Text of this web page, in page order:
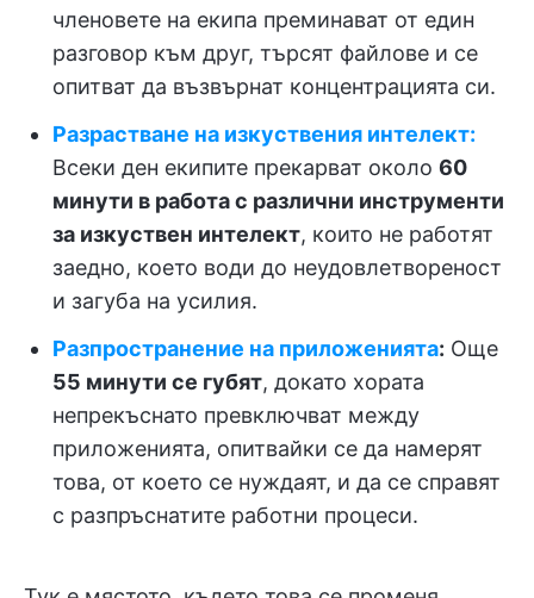
членовете на екипа преминават от един
разговор към друг, търсят файлове и се
опитват да възвърнат концентрацията си.
Разрастване на изкуствения интелект:
Всеки ден екипите прекарват около 60
минути в работа с различни инструменти
за изкуствен интелект, които не работят
заедно, което води до неудовлетвореност
и загуба на усилия.
Разпространение на приложенията: Още
55 минути се губят, докато хората
непрекъснато превключват между
приложенията, опитвайки се да намерят
това, от което се нуждаят, и да се справят
с разпръснатите работни процеси.